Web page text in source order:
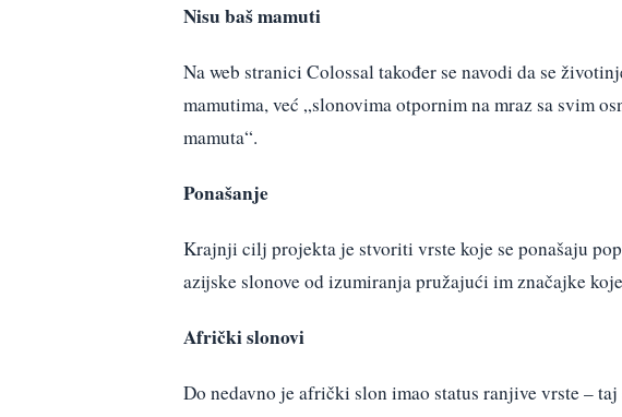
Nisu baš mamuti
Na web stranici Colossal također se navodi da se
mamutima, već „slonovima otpornim na mraz sa svim
mamuta“.
Ponašanje
Krajnji cilj projekta je stvoriti vrste koje se ponašaju
azijske slonove od izumiranja pružajući im značajke
Afrički slonovi
Do nedavno je afrički slon imao status ranjive vrste –